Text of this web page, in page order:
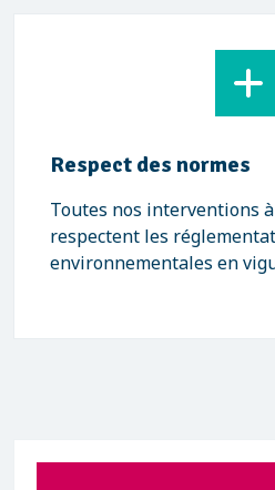
Respect des normes
Toutes nos interventions
respectent les
environnementales en